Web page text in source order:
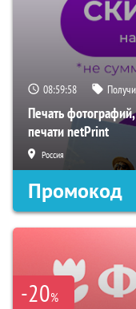
08:59:57
Печать
печати netPrint
Россия
Промокод
-20%